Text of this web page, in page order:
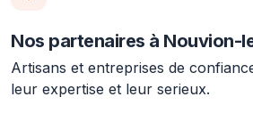
Nos partenaires à Nouvion-
Artisans et entreprises de
leur expertise et leur serieux.